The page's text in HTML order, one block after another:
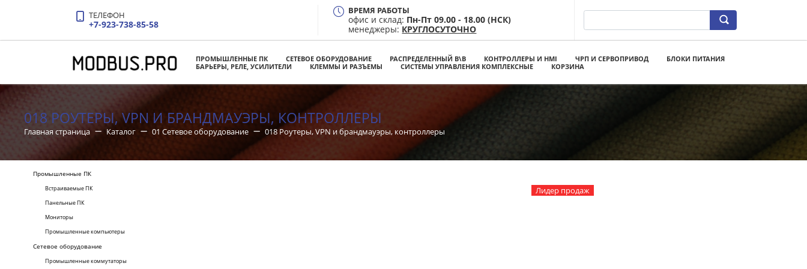
ТЕЛЕФОН
+7-923-738-85-58
ВРЕМЯ РАБОТЫ
офис и склад: Пн-Пт 09.00 - 18.00 (НСК)
менеджеры: КРУГЛОСУТОЧНО
ПРОМЫШЛЕННЫЕ ПК СЕТЕВОЕ ОБОРУДОВАНИЕ РАСПРЕДЕЛЕННЫЙ В\В КОНТРОЛЛЕРЫ И HMI ЧРП И СЕРВОПРИВОД
БЛОКИ ПИТАНИЯ
БАРЬЕРЫ, РЕЛЕ, УСИЛИТЕЛИ
КЛЕММЫ И РАЗЪЕМЫ СИСТЕМЫ УПРАВЛЕНИЯ КОМПЛЕКСНЫЕ КОРЗИНА
018 РОУТЕРЫ, VPN И БРАНДМАУЭРЫ, КОНТРОЛЛЕРЫ
Главная страница Каталог 01 Сетевое оборудование 018 Роутеры, VPN и брандмауэры, контроллеры
Промышленные ПК
Встраиваемые ПК
Панельные ПК
Мониторы
Промышленные компьютеры
Сетевое оборудование
Промышленные коммутаторы
Лидер продаж